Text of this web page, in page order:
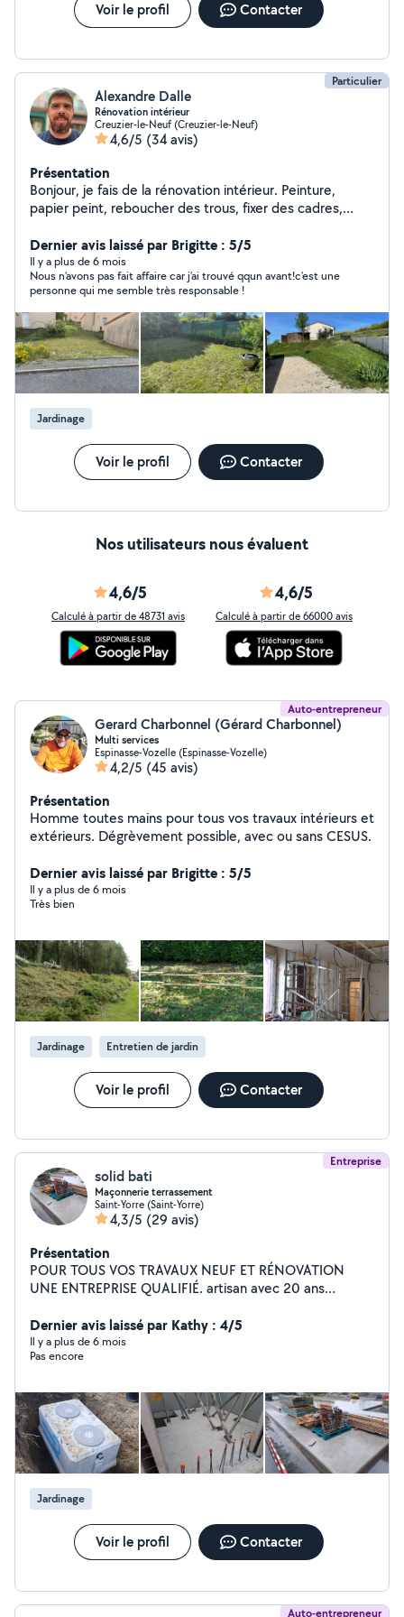
l'eau de votre piscine ou bassin, Entretien et réparation
de vos outils de motoculture moto scooter vélo quad
vous avez besoins
Voir le profil Contacter
Particulier
Alexandre Dalle
Rénovation intérieur
Creuzier-le-Neuf (Creuzier-le-Neuf)
4,6/5 (34 avis)
Présentation
Bonjour, je fais de la rénovation intérieur. Peinture,
papier peint, reboucher des trous, fixer des cadres,
bosser 10ans étant monteur de meubles à Conforama)
livraisons en tout genre et de la tonte de pelouse. Pour
des raisons problématiques avec les critères du site,
merci de mettre votre numéro de téléphone à la suite
de votre message. Merci
Dernier avis laissé par Brigitte : 5/5
Il y a plus de 6 mois
Nous n’avons pas fait affaire car j’ai trouvé qqun avant!c’est une
personne qui me semble très responsable !
Jardinage
Voir le profil Contacter
Nos utilisateurs nous évaluent
4,6/5
Calculé à partir de 48731 avis
4,6/5
Calculé à partir de 66000 avis
Auto-entrepreneur
Gerard Charbonnel (Gérard Charbonnel)
Multi services
Espinasse-Vozelle (Espinasse-Vozelle)
4,2/5 (45 avis)
Présentation
Homme toutes mains pour tous vos travaux intérieurs et
extérieurs. Dégrèvement possible, avec ou sans CESUS.
Dernier avis laissé par Brigitte : 5/5
Il y a plus de 6 mois
Très bien
Jardinage Entretien de jardin
Voir le profil Contacter
Entreprise
solid bati
Maçonnerie terrassement
Saint-Yorre (Saint-Yorre)
4,3/5 (29 avis)
Présentation
POUR TOUS VOS TRAVAUX NEUF ET RÉNOVATION
UNE ENTREPRISE QUALIFIÉ. artisan avec 20 ans
générale.terrasse,mur de clôture,dalle ,chappe, piscine.
Terrassement, assainissement, agencement extérieur
,ect. travail soigné. INTERVENTION RAPIDE
Dernier avis laissé par Kathy : 4/5
Il y a plus de 6 mois
Pas encore
Jardinage
Voir le profil Contacter
Auto-entrepreneur